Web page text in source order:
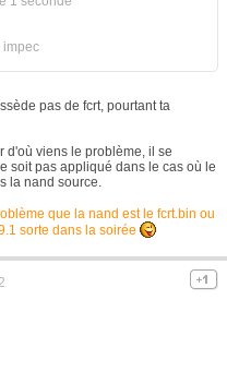
impec
pas de fcrt, pourtant ta
d'où viens le problème, il se
soit pas appliqué dans le cas où le
la nand source.
que la nand est le fcrt.bin ou
sorte dans la soirée